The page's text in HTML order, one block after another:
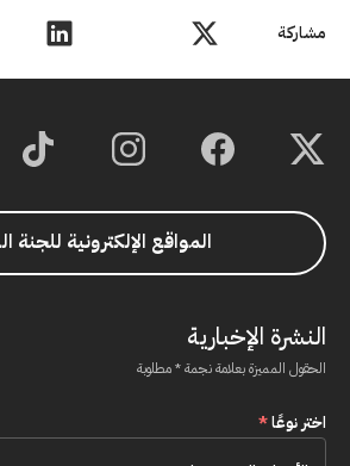
مشاركة
المواقع الإلكترونية للجنة
النشرة الإخبارية
الحقول المميزة بعلامة نجمة * مطلوبة
اختر نوعًا*